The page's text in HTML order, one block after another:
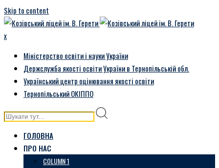
Skip to content
x
Міністерство освіти і науки України
Держслужба якості освіти України в Тернопільській обл.
Український центр оцінювання якості освіти
Тернопільський ОКІППО
ГОЛОВНА
ПРО НАС
COLUMN 1